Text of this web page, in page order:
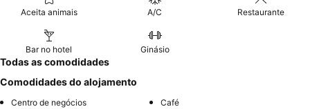
Aceita animais A/C Restaurante
Bar no hotel Ginásio
Todas as comodidades
Comodidades do alojamento
Centro de negócios
Café